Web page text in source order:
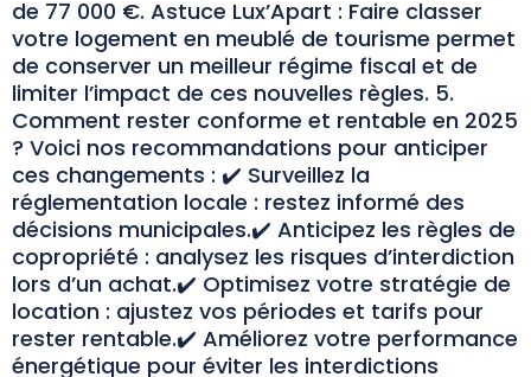
de 77 000 €. Astuce Lux’Apart : Faire classer
votre logement en meublé de tourisme permet
de conserver un meilleur régime fiscal et de
limiter l’impact de ces nouvelles règles. 5.
Comment rester conforme et rentable en 2025
? Voici nos recommandations pour anticiper
ces changements : ✔️ Surveillez la
réglementation locale : restez informé des
décisions municipales.✔️ Anticipez les règles de
copropriété : analysez les risques d’interdiction
lors d’un achat.✔️ Optimisez votre stratégie de
location : ajustez vos périodes et tarifs pour
rester rentable.✔️ Améliorez votre performance
énergétique pour éviter les interdictions